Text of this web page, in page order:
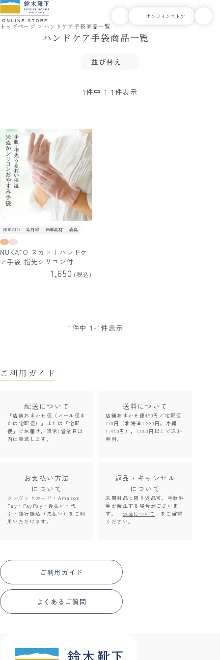
トップページ ハンドケア手袋商品一覧
ハンドケア手袋商品一覧
並び替え
1 件中 1 -1 件表示
NUKATO 紫外線 通年素材 消臭
NUKATO ヌカト | ハンドケ
ア手袋 指先シリコン付
1,650 税込
1 件中 1 - 1 件表示
ご利用ガイド
配送について
「店舗おまかせ便（メール便ま
たは宅配便）」または「宅配
便」でお届け。通常5営業日以
内に発送します。
送料について
店舗おまかせ便490円／宅配便
770円（北海道1,230円。沖縄
1,450円）。7,000円以上で送料
無料。
お支払い方法
について
クレジットカード・Amazon
Pay・PayPay・後払い・代
引・銀行振込（先払い）をご利
用いただけます。
返品・キャンセル
について
未開封品に限り返品可。手数料
等が発生する場合がございま
す。「返品について 」をご確認
ください。
ご利用ガイド
よくあるご質問